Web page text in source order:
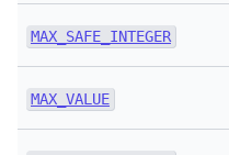
MAX_SAFE_INTEGER
MAX_VALUE